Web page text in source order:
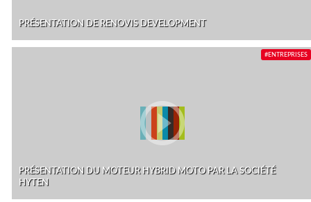
PRÉSENTATION DE RENOVIS DEVELOPMENT
PRÉSENTATION DU MOTEUR HYBRID MOTO PAR LA SOCIÉTÉ
HYTEN
#ENTREPRISES